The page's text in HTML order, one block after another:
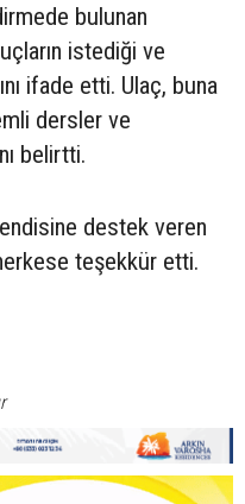
bulunan
istediği ve
ifade etti. Ulaç, buna
dersler ve
belirtti.
destek veren
teşekkür etti.